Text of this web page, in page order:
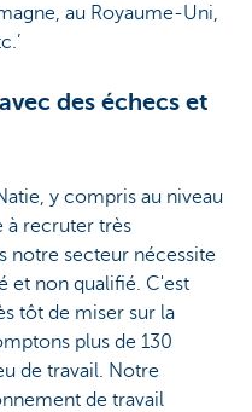
au Royaume-Uni,
des échecs et
y compris au niveau
à recruter très
notre secteur nécessite
et non qualifié. C'est
tôt de miser sur la
plus de 130
de travail. Notre
de travail